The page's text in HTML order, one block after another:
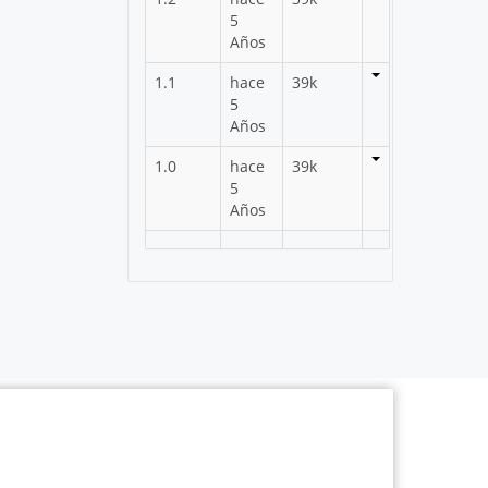
5
Años
1.1
hace
5
Años
39k
1.0
hace
5
Años
39k